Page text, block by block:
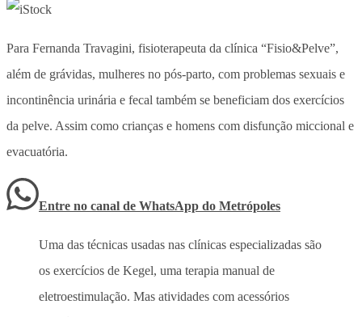
Para Fernanda Travagini, fisioterapeuta da clínica “Fisio&Pelve”,
além de grávidas, mulheres no pós-parto, com problemas sexuais e
incontinência urinária e fecal também se beneficiam dos exercícios
da pelve. Assim como crianças e homens com disfunção miccional e
evacuatória.
Entre no canal de WhatsApp do Metrópoles
Uma das técnicas usadas nas clínicas especializadas são
os exercícios de Kegel, uma terapia manual de
eletroestimulação. Mas atividades com acessórios